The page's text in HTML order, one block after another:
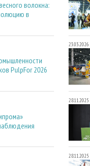
волокна:
в
PulpFor 2026
23.03.2026
28.11.2025
28.11.2025